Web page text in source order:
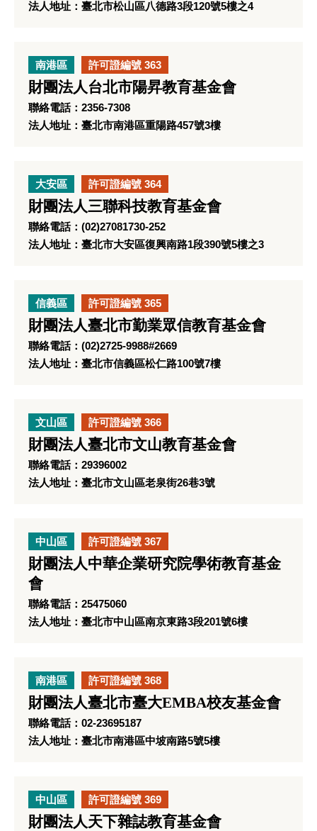
法人地址：臺北市松山區八德路3段120號5樓之4
南港區 許可證編號 363
財團法人台北市陽昇教育基金會
聯絡電話：2356-7308
法人地址：臺北市南港區重陽路457號3樓
大安區 許可證編號 364
財團法人三聯科技教育基金會
聯絡電話：(02)27081730-252
法人地址：臺北市大安區復興南路1段390號5樓之3
信義區 許可證編號 365
財團法人臺北市勤業眾信教育基金會
聯絡電話：(02)2725-9988#2669
法人地址：臺北市信義區松仁路100號7樓
文山區 許可證編號 366
財團法人臺北市文山教育基金會
聯絡電話：29396002
法人地址：臺北市文山區老泉街26巷3號
中山區 許可證編號 367
財團法人中華企業研究院學術教育基金
會
聯絡電話：25475060
法人地址：臺北市中山區南京東路3段201號6樓
南港區 許可證編號 368
財團法人臺北市臺大EMBA校友基金會
聯絡電話：02-23695187
法人地址：臺北市南港區中坡南路5號5樓
中山區 許可證編號 369
財團法人天下雜誌教育基金會